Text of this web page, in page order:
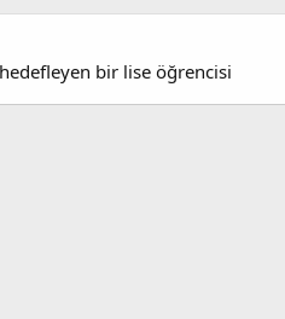
bir lise öğrencisi